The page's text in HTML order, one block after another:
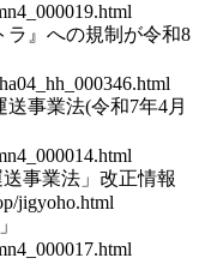
ラ』への規制が令和8
事業法(令和7年4月
事業法」改正情報
jigyoho.html